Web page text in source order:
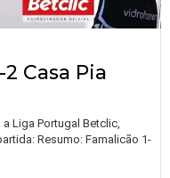
Casa Pia
Liga Portugal Betclic,
Resumo: Famalicão 1-